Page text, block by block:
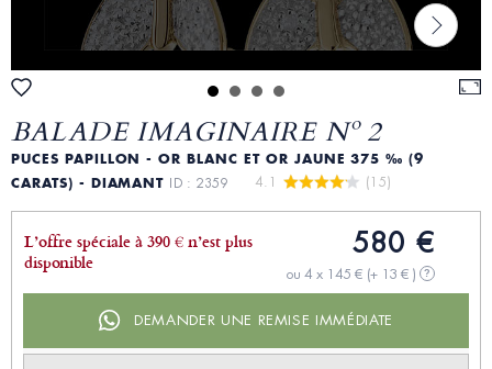
BALADE IMAGINAIRE Nº 2
PUCES PAPILLON - OR BLANC ET OR JAUNE 375 ‰ (9
CARATS) - DIAMANT ID : 2359 4.1 (15)
L’offre spéciale à 390 € n’est plus
disponible
580 €
ou 4 x 145 € (+ 13 € ) ?
DEMANDER UNE REMISE IMMÉDIATE